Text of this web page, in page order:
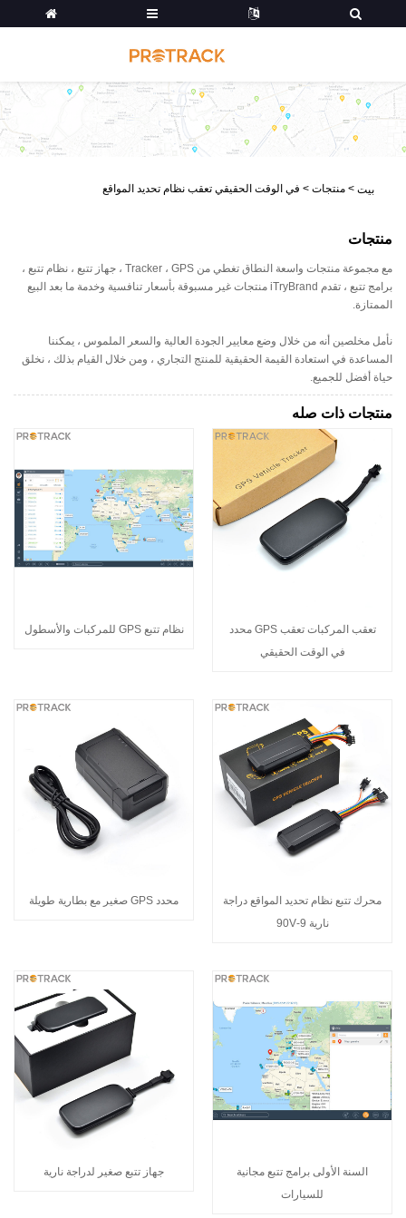
بيت > منتجات > في الوقت الحقيقي تعقب نظام تحديد المواقع
منتجات
مع مجموعة منتجات واسعة النطاق تغطي من Tracker ، GPS ، جهاز تتبع ، نظام تتبع ،
برامج تتبع ، تقدم iTryBrand منتجات غير مسبوقة بأسعار تنافسية وخدمة ما بعد البيع
الممتازة.
نأمل مخلصين أنه من خلال وضع معايير الجودة العالية والسعر الملموس ، يمكننا
المساعدة في استعادة القيمة الحقيقية للمنتج التجاري ، ومن خلال القيام بذلك ، نخلق
حياة أفضل للجميع.
منتجات ذات صله
تعقب المركبات تعقب GPS محدد
في الوقت الحقيقي
نظام تتبع GPS للمركبات والأسطول
محرك تتبع نظام تحديد المواقع دراجة
نارية 9-90V
محدد GPS صغير مع بطارية طويلة
السنة الأولى برامج تتبع مجانية
للسيارات
جهاز تتبع صغير لدراجة نارية